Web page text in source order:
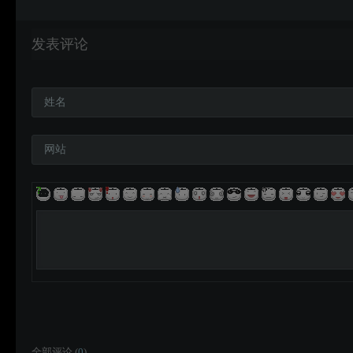
发表评论
姓名
网站